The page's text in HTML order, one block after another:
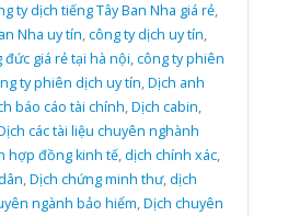
ty dịch tiếng Tây Ban Nha giá rẻ,
Nha uy tín,công ty dịch uy tín,
giá rẻ tại hà nội,công ty phiên
ty phiên dịch uy tín,Dịch anh
báo cáo tài chính,Dịch cabin,
các tài liệu chuyên nghành
hợp đồng kinh tế,dịch chính xác,
,Dịch chứng minh thư,dịch
ngành bảo hiểm,Dịch chuyên